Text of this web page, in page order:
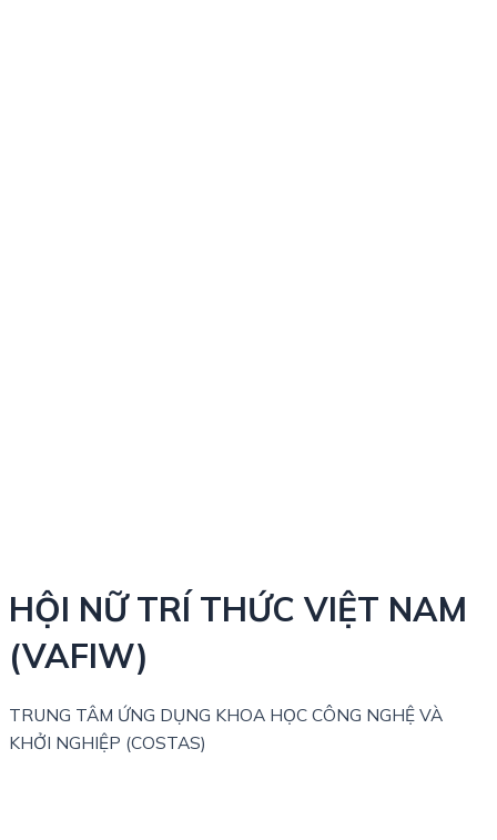
HỘI NỮ TRÍ THỨC VIỆT NAM
(VAFIW)
TRUNG TÂM ỨNG DỤNG KHOA HỌC CÔNG NGHỆ VÀ
KHỞI NGHIỆP (COSTAS)